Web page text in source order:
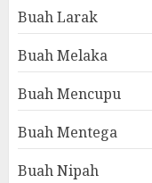
Buah Larak
Buah Melaka
Buah Mencupu
Buah Mentega
Buah Nipah